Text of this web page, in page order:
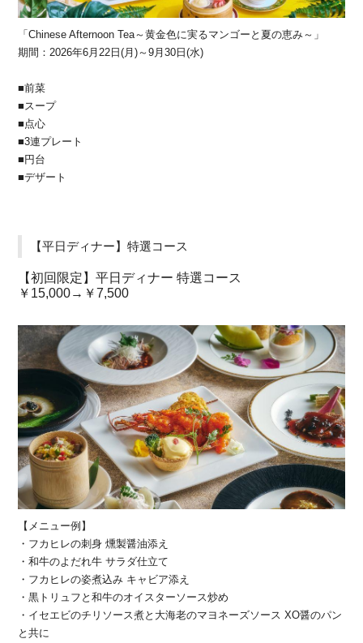
「Chinese Afternoon Tea～黄金色に実るマンゴーと夏の恵み～」
期間：2026年6月22日(月)～9月30日(水)
■前菜
■スープ
■点心
■3連プレート
■円台
■デザート
【平日ディナー】特選コース
【初回限定】平日ディナー 特選コース
￥15,000→￥7,500
【メニュー例】
・フカヒレの刺身 燻製醤油添え
・和牛のよだれ牛 サラダ仕立て
・フカヒレの姿煮込み キャビア添え
・黒トリュフと和牛のオイスターソース炒め
・イセエビのチリソース煮と大海老のマヨネーズソース XO醤のパン
と共に